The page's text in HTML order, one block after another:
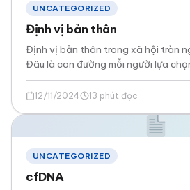
UNCATEGORIZED
Định vị bản thân
Định vị bản thân trong xã hội tràn
Đâu là con đường mỗi người lựa
12/11/2024 13 phút đọc
UNCATEGORIZED
cfDNA